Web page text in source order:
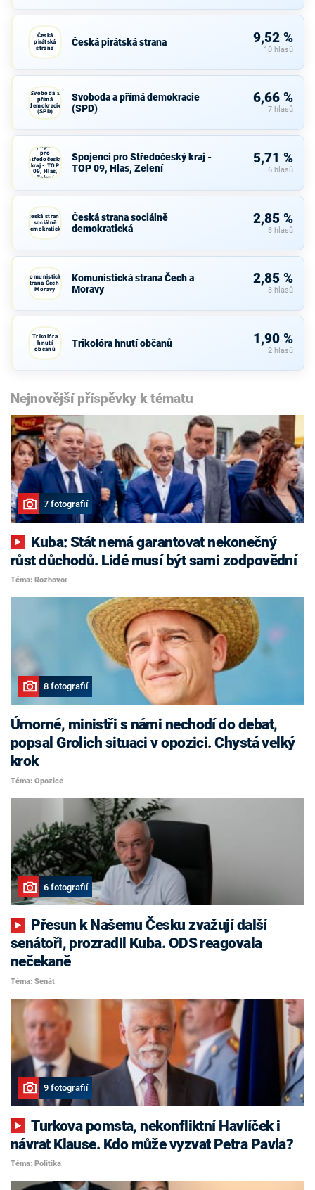
Česká
pirátská
strana
Česká pirátská strana 9,52 %
10 hlasů
Svoboda a
přímá
demokracie
(SPD)
Svoboda a přímá demokracie
(SPD)
6,66 %
7 hlasů
Spojenci
pro
Středočeský
kraj - TOP
09, Hlas,
Zelení
Spojenci pro Středočeský kraj -
TOP 09, Hlas, Zelení
5,71 %
6 hlasů
Česká strana
sociálně
demokratická
Česká strana sociálně
demokratická
2,85 %
3 hlasů
Komunistická
strana Čech a
Moravy
Komunistická strana Čech a
Moravy
2,85 %
3 hlasů
Trikolóra
hnutí
občanů
Trikolóra hnutí občanů 1,90 %
2 hlasů
Nejnovější příspěvky k tématu
7 fotografií
růst důchodů. Lidé musí být sami zodpovědní
Téma: Rozhovor
8 fotografií
Úmorné, ministři s námi nechodí do debat,
popsal Grolich situaci v opozici. Chystá velký
krok
Téma: Opozice
6 fotografií
senátoři, prozradil Kuba. ODS reagovala
nečekaně
Téma: Senát
9 fotografií
Turkova pomsta, nekonfliktní Havlíček i
návrat Klause. Kdo může vyzvat Petra Pavla?
Téma: Politika